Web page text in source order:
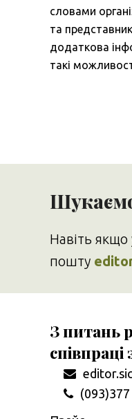
словами
та
додаткова
такі
Навіть
пошту
З питань
співпраці
(093)377